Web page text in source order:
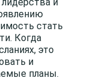
стать
Когда
это
и
планы.